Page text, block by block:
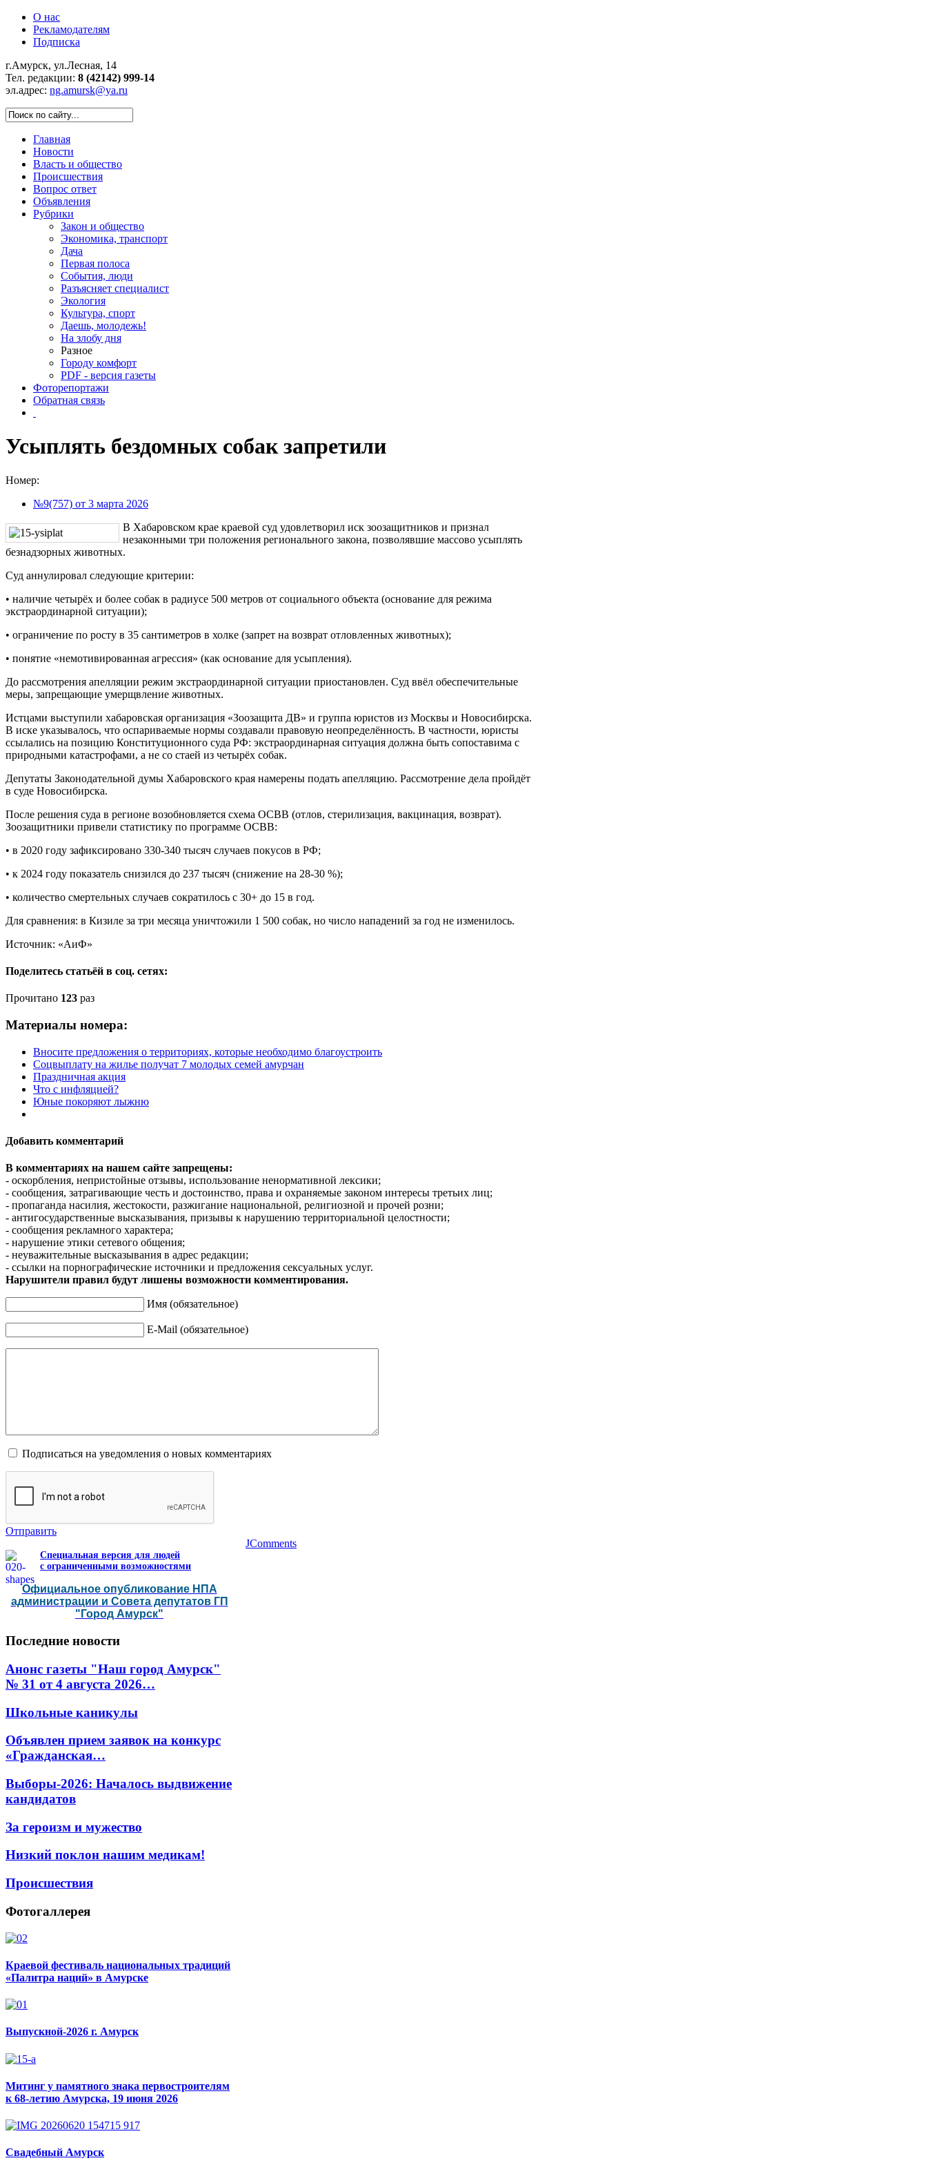
О нас
Рекламодателям
Подписка
г.Амурск, ул.Лесная, 14
Тел. редакции: 8 (42142) 999-14
эл.адрес: ng.amursk@ya.ru
Главная
Новости
Власть и общество
Происшествия
Вопрос ответ
Объявления
Рубрики
Закон и общество
Экономика, транспорт
Дача
Первая полоса
События, люди
Разъясняет специалист
Экология
Культура, спорт
Даешь, молодежь!
На злобу дня
Разное
Городу комфорт
PDF - версия газеты
Фоторепортажи
Обратная связь
Усыплять бездомных собак запретили
Номер:
№9(757) от 3 марта 2026
В Хабаровском крае краевой суд удовлетворил иск зоозащитников и признал
незаконными три положения регионального закона, позволявшие массово усыплять
безнадзорных животных.
Суд аннулировал следующие критерии:
• наличие четырёх и более собак в радиусе 500 метров от социального объекта (основание для режима
экстраординарной ситуации);
• ограничение по росту в 35 сантиметров в холке (запрет на возврат отловленных животных);
• понятие «немотивированная агрессия» (как основание для усыпления).
До рассмотрения апелляции режим экстраординарной ситуации приостановлен. Суд ввёл обеспечительные
меры, запрещающие умерщвление животных.
Истцами выступили хабаровская организация «Зоозащита ДВ» и группа юристов из Москвы и Новосибирска.
В иске указывалось, что оспариваемые нормы создавали правовую неопределённость. В частности, юристы
ссылались на позицию Конституционного суда РФ: экстраординарная ситуация должна быть сопоставима с
природными катастрофами, а не со стаей из четырёх собак.
Депутаты Законодательной думы Хабаровского края намерены подать апелляцию. Рассмотрение дела пройдёт
в суде Новосибирска.
После решения суда в регионе возобновляется схема ОСВВ (отлов, стерилизация, вакцинация, возврат).
Зоозащитники привели статистику по программе ОСВВ:
• в 2020 году зафиксировано 330-340 тысяч случаев покусов в РФ;
• к 2024 году показатель снизился до 237 тысяч (снижение на 28-30 %);
• количество смертельных случаев сократилось с 30+ до 15 в год.
Для сравнения: в Кизиле за три месяца уничтожили 1 500 собак, но число нападений за год не изменилось.
Источник: «АиФ»
Поделитесь статьёй в соц. сетях:
Прочитано 123 раз
Материалы номера:
Вносите предложения о территориях, которые необходимо благоустроить
Соцвыплату на жилье получат 7 молодых семей амурчан
Праздничная акция
Что с инфляцией?
Юные покоряют лыжню
Добавить комментарий
В комментариях на нашем сайте запрещены:
- оскорбления, непристойные отзывы, использование ненормативной лексики;
- сообщения, затрагивающие честь и достоинство, права и охраняемые законом интересы третьих лиц;
- пропаганда насилия, жестокости, разжигание национальной, религиозной и прочей розни;
- антигосударственные высказывания, призывы к нарушению территориальной целостности;
- сообщения рекламного характера;
- нарушение этики сетевого общения;
- неуважительные высказывания в адрес редакции;
- ссылки на порнографические источники и предложения сексуальных услуг.
Нарушители правил будут лишены возможности комментирования.
Имя (обязательное)
E-Mail (обязательное)
Подписаться на уведомления о новых комментариях
Отправить
JComments
Специальная версия для людей
с ограниченными возможностями
Официальное опубликование НПА
администрации и Совета депутатов ГП
"Город Амурск"
Последние новости
Анонс газеты "Наш город Амурск"
№ 31 от 4 августа 2026…
Школьные каникулы
Объявлен прием заявок на конкурс
«Гражданская…
Выборы-2026: Началось выдвижение
кандидатов
За героизм и мужество
Низкий поклон нашим медикам!
Происшествия
Фотогаллерея
Краевой фестиваль национальных традиций
«Палитра наций» в Амурске
Выпускной-2026 г. Амурск
Митинг у памятного знака первостроителям
к 68-летию Амурска, 19 июня 2026
Свадебный Амурск